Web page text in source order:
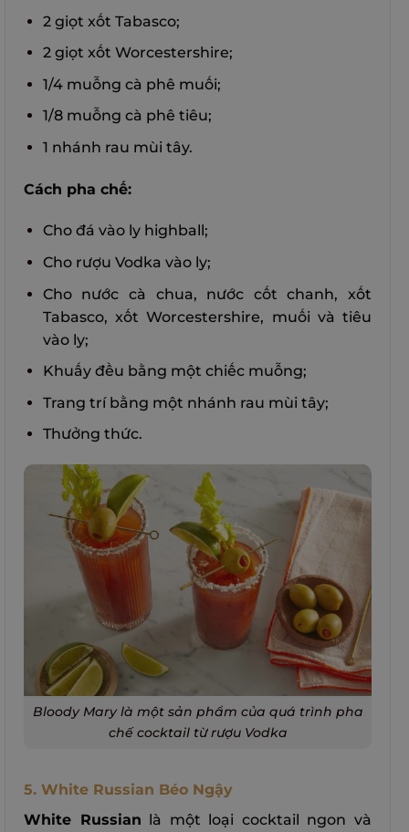
2 giọt xốt Tabasco;
2 giọt xốt Worcestershire;
1/4 muỗng cà phê muối;
1/8 muỗng cà phê tiêu;
1 nhánh rau mùi tây.
Cách pha chế:
Cho đá vào ly highball;
Cho rượu Vodka vào ly;
Cho nước cà chua, nước cốt chanh, xốt
Tabasco, xốt Worcestershire, muối và tiêu
vào ly;
Khuấy đều bằng một chiếc muỗng;
Trang trí bằng một nhánh rau mùi tây;
Thưởng thức.
Bloody Mary là một sản phẩm của quá trình pha
chế cocktail từ rượu Vodka
5. White Russian Béo Ngậy
White Russian là một loại cocktail ngon và